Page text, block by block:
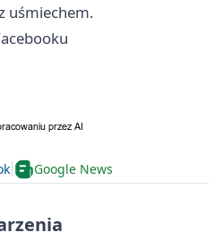
uśmiechem.
Google News